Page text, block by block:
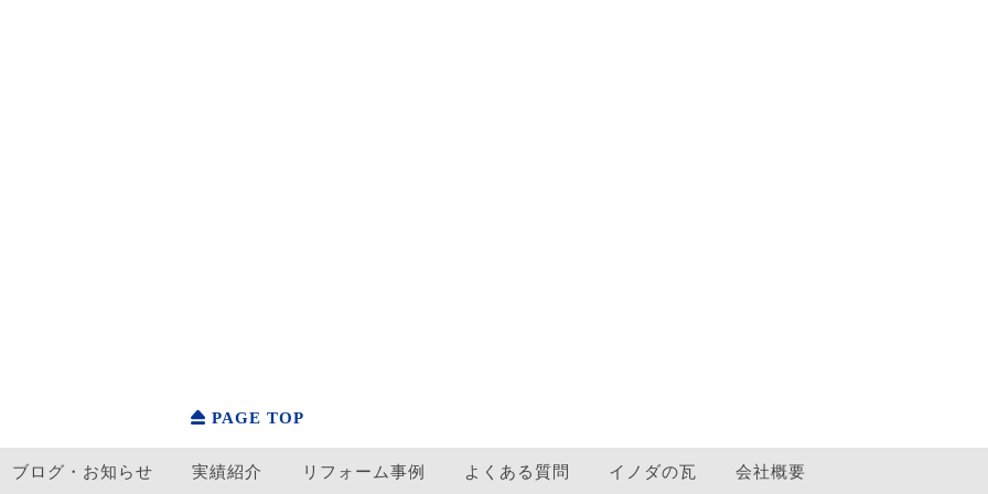
PAGE TOP
ブログ・お知らせ 実績紹介 リフォーム事例 よくある質問 イノダの瓦 会社概要